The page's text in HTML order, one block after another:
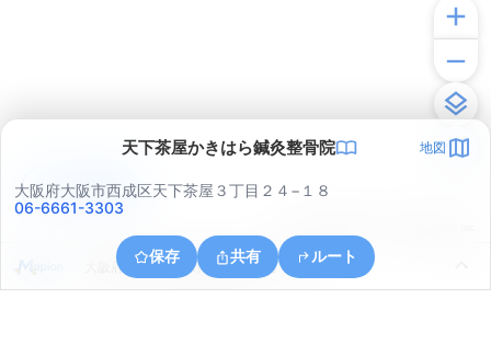
天下茶屋かきはら鍼灸整骨院 地図
大阪府大阪市西成区天下茶屋３丁目２４−１８
06-6661-3303
保存 共有 ルート
大阪府大阪市阿倍野区阪南町２丁目１８
アプリで見る